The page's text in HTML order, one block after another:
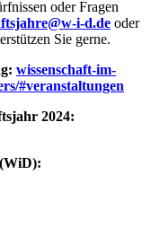
oder Fragen
i-d.de oder
Sie gerne.
wissenschaft-im-
#veranstaltungen
2024: